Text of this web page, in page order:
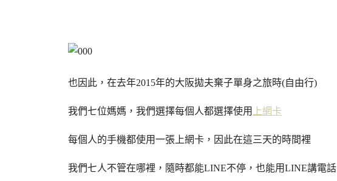
也因此，在去年2015年的大阪拋夫棄子單身之旅時(自由行)
我們七位媽媽，我們選擇每個人都選擇使用 上網卡
每個人的手機都使用一張上網卡，因此在這三天的時間裡
我們七人不管在哪裡，隨時都能LINE不停，也能用LINE講電話